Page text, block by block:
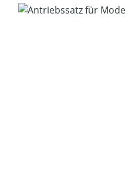
überspringen